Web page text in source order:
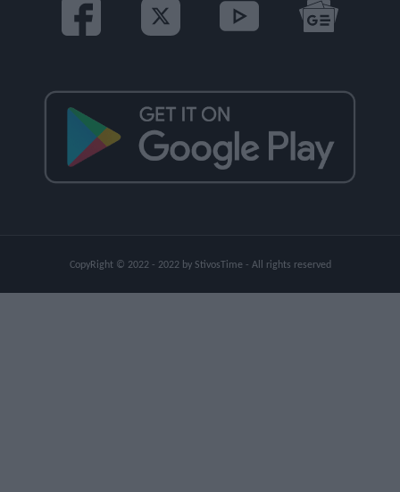
CopyRight © 2022 - 2022 by StivosTime - All rights reserved